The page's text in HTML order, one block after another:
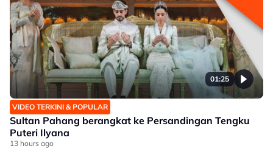
01:25
VIDEO TERKINI & POPULAR
Sultan Pahang berangkat ke Persandingan Tengku
Puteri Ilyana
13 hours ago